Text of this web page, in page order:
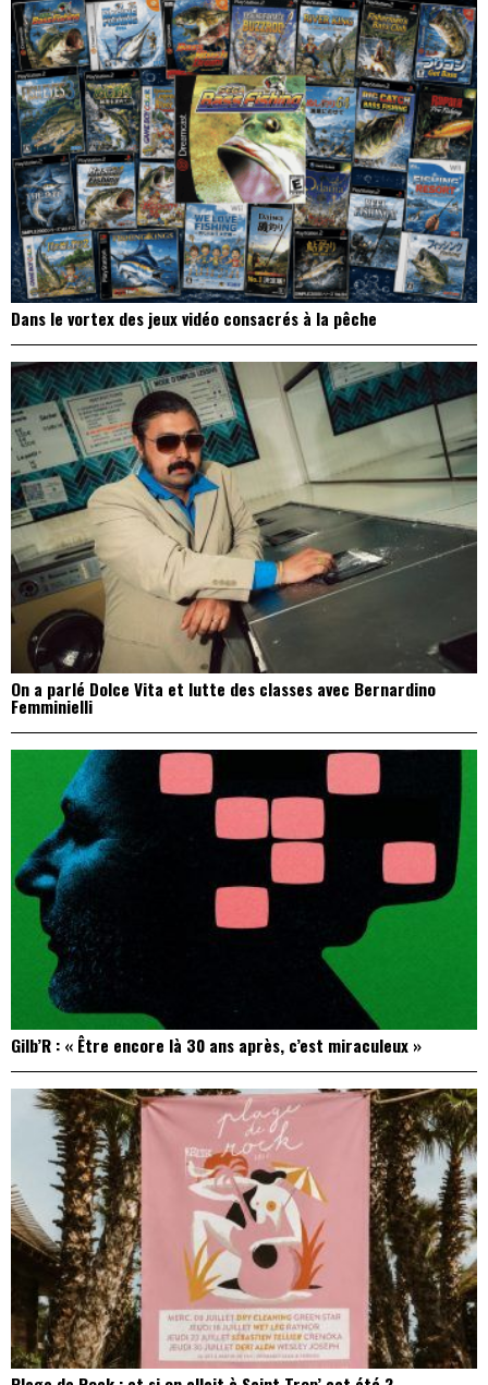
Dans le vortex des jeux vidéo consacrés à la pêche
On a parlé Dolce Vita et lutte des classes avec Bernardino
Femminielli
Gilb’R : « Être encore là 30 ans après, c’est miraculeux »